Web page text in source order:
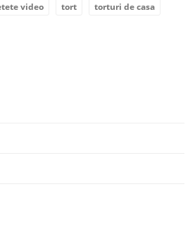
video tort
torturi de casa